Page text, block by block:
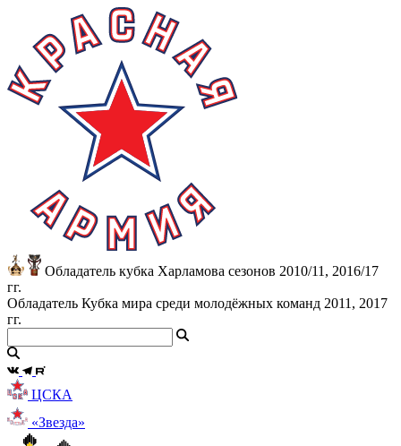
Обладатель кубка Харламова сезонов 2010/11, 2016/17
гг.
Обладатель Кубка мира среди молодёжных команд 2011, 2017
гг.
ЦСКА
«Звезда»